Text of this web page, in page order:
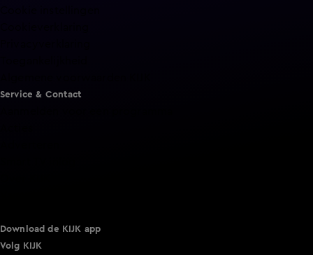
Service & Contact
Download de KIJK app
Volg KIJK